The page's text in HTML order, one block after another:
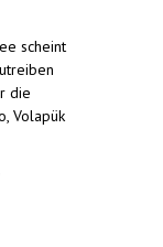
scheint
die
Volapük